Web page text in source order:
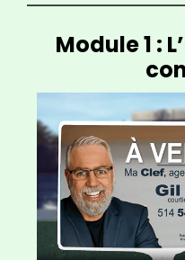
Module 1 :